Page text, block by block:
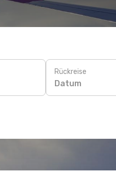
Rückreise
Datum